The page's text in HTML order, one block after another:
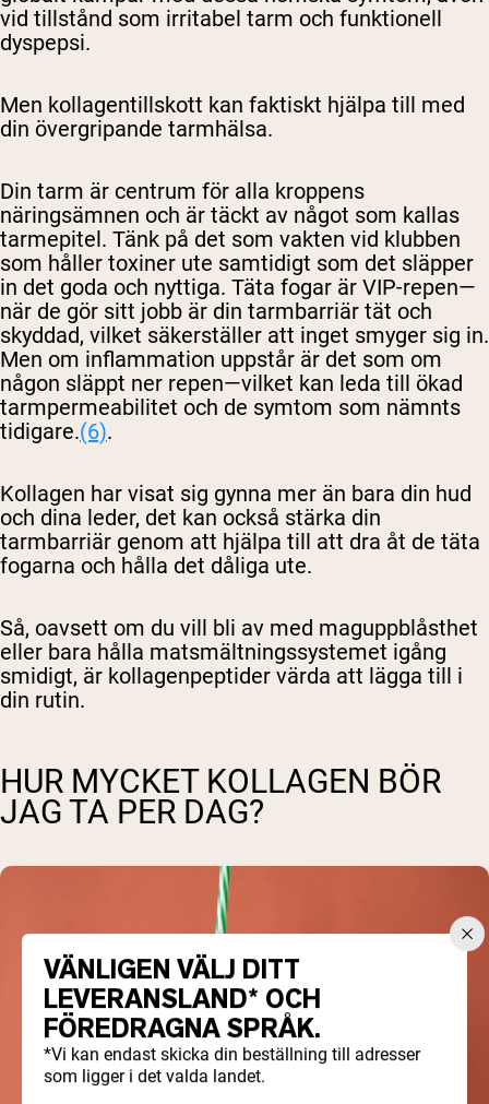
vid tillstånd som irritabel tarm och funktionell
dyspepsi.
Men kollagentillskott kan faktiskt hjälpa till med
din övergripande tarmhälsa.
Din tarm är centrum för alla kroppens
näringsämnen och är täckt av något som kallas
tarmepitel. Tänk på det som vakten vid klubben
som håller toxiner ute samtidigt som det släpper
in det goda och nyttiga. Täta fogar är VIP-repen—
när de gör sitt jobb är din tarmbarriär tät och
skyddad, vilket säkerställer att inget smyger sig in.
Men om inflammation uppstår är det som om
någon släppt ner repen—vilket kan leda till ökad
tarmpermeabilitet och de symtom som nämnts
tidigare.(6).
Kollagen har visat sig gynna mer än bara din hud
och dina leder, det kan också stärka din
tarmbarriär genom att hjälpa till att dra åt de täta
fogarna och hålla det dåliga ute.
Så, oavsett om du vill bli av med maguppblåsthet
eller bara hålla matsmältningssystemet igång
smidigt, är kollagenpeptider värda att lägga till i
din rutin.
HUR MYCKET KOLLAGEN BÖR
JAG TA PER DAG?
VÄNLIGEN VÄLJ DITT
LEVERANSLAND* OCH
FÖREDRAGNA SPRÅK.
*Vi kan endast skicka din beställning till adresser
som ligger i det valda landet.